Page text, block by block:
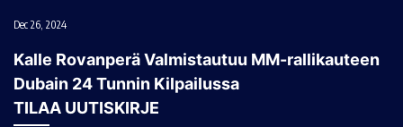
Dec 26, 2024
Kalle Rovanperä Valmistautuu MM-rallikauteen
Dubain 24 Tunnin Kilpailussa
TILAA UUTISKIRJE